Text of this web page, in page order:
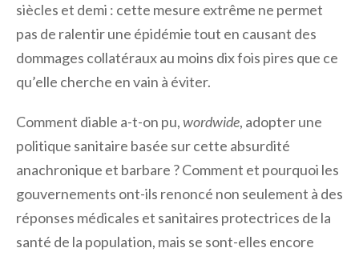
siècles et demi : cette mesure extrême ne permet
pas de ralentir une épidémie tout en causant des
dommages collatéraux au moins dix fois pires que ce
qu’elle cherche en vain à éviter.
Comment diable a-t-on pu,wordwide, adopter une
politique sanitaire basée sur cette absurdité
anachronique et barbare ? Comment et pourquoi les
gouvernements ont-ils renoncé non seulement à des
réponses médicales et sanitaires protectrices de la
santé de la population, mais se sont-elles encore